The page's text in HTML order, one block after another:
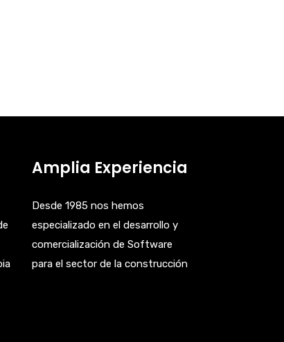
Amplia Experiencia
Desde 1985 nos hemos
especializado en el desarrollo y
comercialización de Software
para el sector de la construcción